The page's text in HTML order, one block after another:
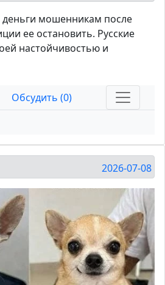
деньги мошенникам после
ее остановить. Русские
настойчивостью и
Обсудить (0)
2026-07-08